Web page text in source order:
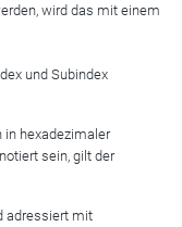
wird das mit einem
und Subindex
in hexadezimaler
sein, gilt der
adressiert mit